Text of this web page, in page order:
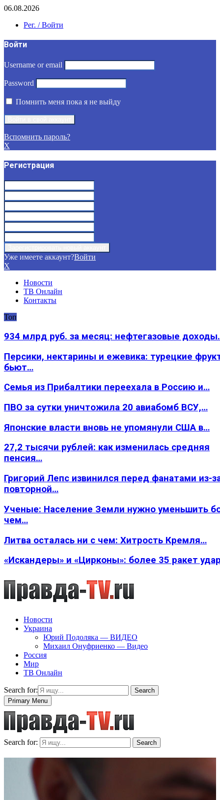
06.08.2026
Рег. / Войти
Войти
Username or email
Password
Помнить меня пока я не выйду
Вспомнить пароль?
X
Регистрация
Уже имеете аккаунт?Войти
X
Новости
ТВ Онлайн
Контакты
Топ
934 млрд руб. за месяц: нефтегазовые
Персики, нектарины и ежевика: турецкие
бьют…
Семья из Прибалтики переехала в Россию и…
ПВО за сутки уничтожила 20 авиабомб ВСУ,…
Японские власти вновь не упомянули США в…
27,2 тысячи рублей: как изменилась средняя
пенсия…
Григорий Лепс извинился перед фанатами из-
повторной…
Ученые: Население Земли нужно уменьшить
чем…
Литва осталась ни с чем: Хитрость Кремля…
«Искандеры» и «Цирконы»: более 35 ракет
Новости
Украина
Юрий Подоляка — ВИДЕО
Михаил Онуфриенко — Видео
Россия
Мир
ТВ Онлайн
Search for:
Search
Primary Menu
Search for: Search